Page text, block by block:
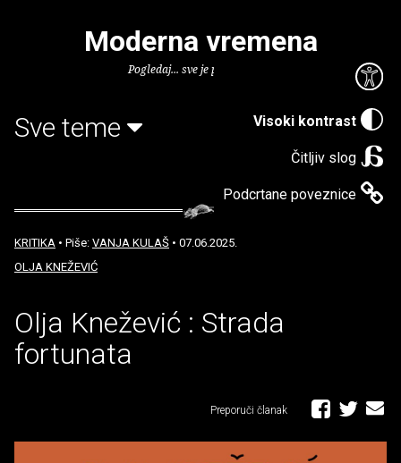
Visoki kontrast
Čitljiv slog
Podcrtane poveznice
Moderna vremena
Pogledaj... sve je puno knjiga.
Sve teme
KRITIKA • Piše: VANJA KULAŠ • 07.06.2025.
OLJA KNEŽEVIĆ
Olja Knežević : Strada
fortunata
Preporuči članak